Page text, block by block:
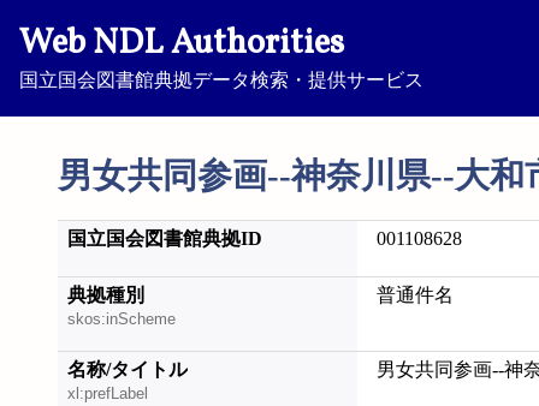
Web NDL Authorities
国立国会図書館典拠データ検索・提供サービス
男女共同参画--神奈川県--大和
国立国会図書館典拠ID 001108628
典拠種別
skos:inScheme
普通件名
名称/タイトル
xl:prefLabel
男女共同参画--神